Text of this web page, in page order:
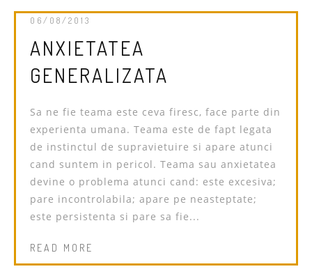
06/08/2013
ANXIETATEA
GENERALIZATA
Sa ne fie teama este ceva firesc, face parte din
experienta umana. Teama este de fapt legata
de instinctul de supravietuire si apare atunci
cand suntem in pericol. Teama sau anxietatea
devine o problema atunci cand: este excesiva;
pare incontrolabila; apare pe neasteptate;
este persistenta si pare sa fie...
READ MORE